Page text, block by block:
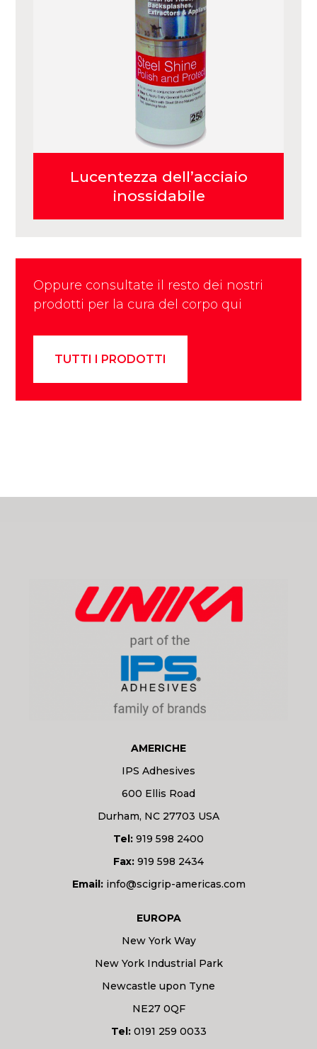
Lucentezza dell’acciaio
inossidabile
Oppure consultate il resto dei nostri
prodotti per la cura del corpo qui
TUTTI I PRODOTTI
AMERICHE
IPS Adhesives
600 Ellis Road
Durham, NC 27703 USA
Tel: 919 598 2400
Fax: 919 598 2434
Email: info@scigrip-americas.com
EUROPA
New York Way
New York Industrial Park
Newcastle upon Tyne
NE27 0QF
Tel:0191 259 0033